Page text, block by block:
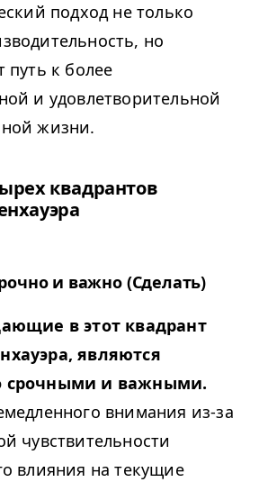
подход не только
но
путь к более
и удовлетворительной
жизни.
квадрантов
и важно (Сделать)
в этот квадрант
являются
срочными и важными.
внимания из-за
чувствительности
влияния на текущие